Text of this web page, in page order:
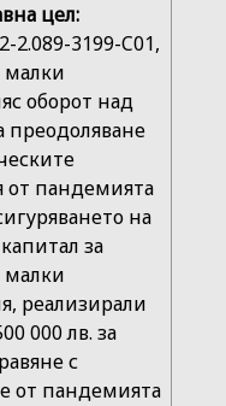
цел:
2.089-3199-C01,
малки
оборот над
преодоляване
от пандемията
на
за
малки
реализирали
000 лв. за
с
от пандемията